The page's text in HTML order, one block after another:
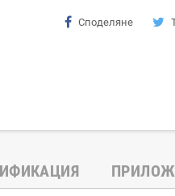
Споделяне